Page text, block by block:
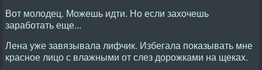
Вот молодец. Можешь идти. Но если захочешь
заработать еще...
Лена уже завязывала лифчик. Избегала показывать мне
красное лицо с влажными от слез дорожками на щеках.